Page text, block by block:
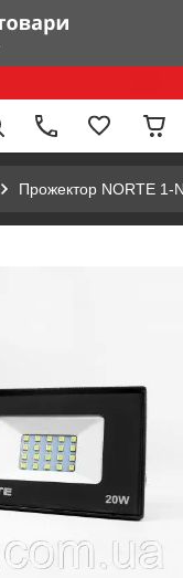
Прожектор NORTE 1-